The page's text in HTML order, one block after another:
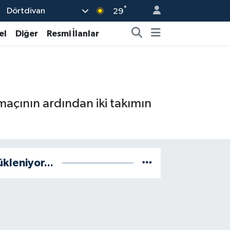
Dörtdivan 29°
Diğer Resmi İlanlar
ardından iki takımın